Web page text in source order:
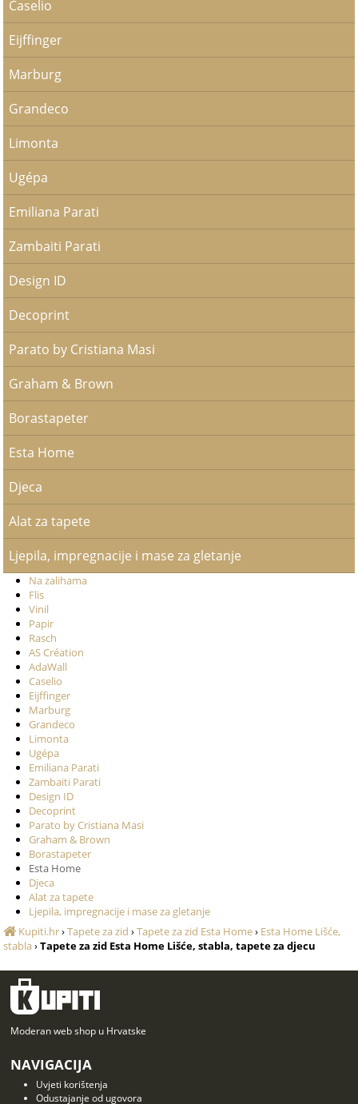
Caselio
Eijffinger
Marburg
Grandeco
Limonta
Ugépa
Emiliana Parati
Zambaiti Parati
Design ID
Decoprint
Parato by Cristiana Masi
Graham & Brown
Borastapeter
Esta Home
Djeca
Alat za tapete
Ljepila, impregnacije i mase za gletanje
Na zalihama
Flis
Vinil
Papir
Rasch
AS Création
AdaWall
Caselio
Eijffinger
Marburg
Grandeco
Limonta
Ugépa
Emiliana Parati
Zambaiti Parati
Design ID
Decoprint
Parato by Cristiana Masi
Graham & Brown
Borastapeter
Esta Home
Djeca
Alat za tapete
Ljepila, impregnacije i mase za gletanje
Kupiti.hr›Tapete za zid ›Tapete za zid Esta Home› Esta Home Lišće,
stabla›Tapete za zid Esta Home Lišće, stabla, tapete za djecu
Moderan web shop u Hrvatske
NAVIGACIJA
Uvjeti korištenja
Odustajanje od ugovora